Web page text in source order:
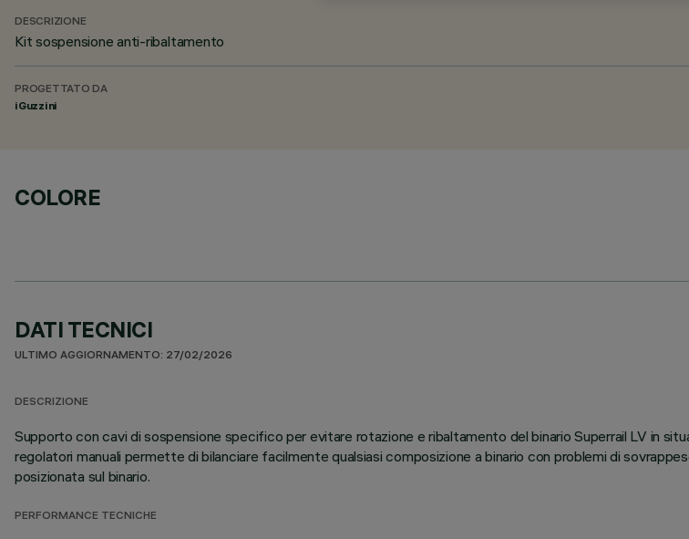
DESCRIZIONE
Kit sospensione anti-ribaltamento
PROGETTATO DA
iGuzzini
COLORE
DATI TECNICI
ULTIMO AGGIORNAMENTO: 27/02/2026
DESCRIZIONE
Supporto con cavi di sospensione specifico per evitare rotazione e ribaltamento del binario Superrail LV in
regolatori manuali permette di bilanciare facilmente qualsiasi composizione a binario con problemi di
posizionata sul binario.
PERFORMANCE TECNICHE